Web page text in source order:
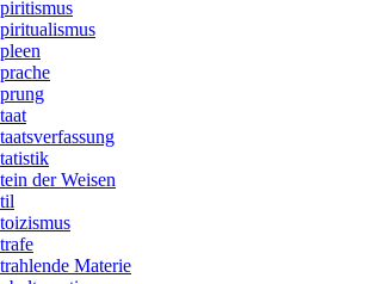
der Weisen
Materie